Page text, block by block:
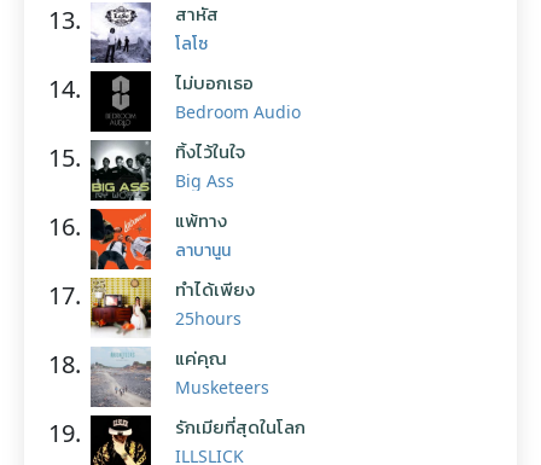
13. สาหัส
โลโซ
14. ไม่บอกเธอ
Bedroom Audio
15. ทิ้งไว้ในใจ
Big Ass
16. แพ้ทาง
ลาบานูน
17. ทำได้เพียง
25hours
18. แค่คุณ
Musketeers
19. รักเมียที่สุดในโลก
ILLSLICK